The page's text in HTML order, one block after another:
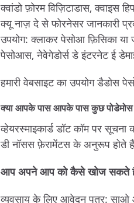
क्वांडो फ़ोरम विज़िटाडास, क्वाइस
क्यू नाज़ दे से फोरनेसर जानकारी
उपयोग: क्‍लाकर पेसोआ फ़िसिका या
पेसोआस, नेवेगेडोर्स डे इंटरनेट ई
हमारी वेबसाइट का उपयोग डैडोस
क्या आपके पास आपके पास कुछ पोडेमोस
व्हेयरस्माइकार्ड डॉट कॉम पर
डी नॉसस फ़ेरामेंटस के अनुरूप होते
आप अपने आप को कैसे खोज सकते
व्यवसाय के लिए आवेदन पत्र: साओ